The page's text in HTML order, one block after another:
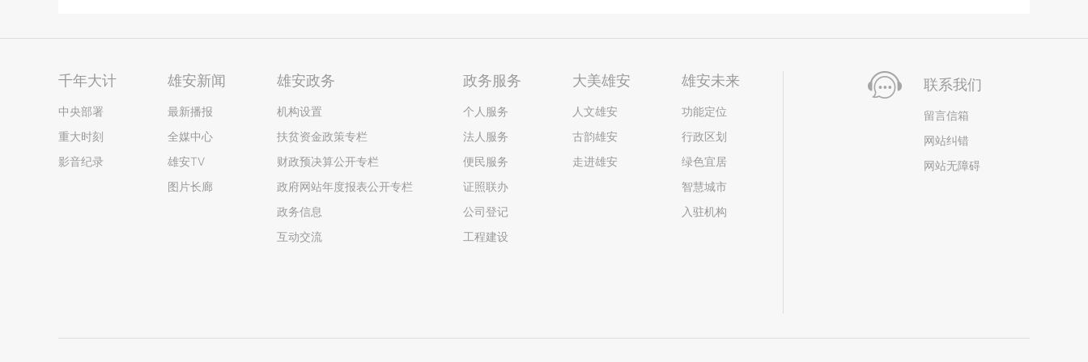
千年大计
中央部署
重大时刻
影音纪录
雄安新闻
最新播报
全媒中心
雄安TV
图片长廊
雄安政务
机构设置
扶贫资金政策专栏
财政预决算公开专栏
政府网站年度报表公开专栏
政务信息
互动交流
政务服务
个人服务
法人服务
便民服务
证照联办
公司登记
工程建设
大美雄安
人文雄安
古韵雄安
走进雄安
雄安未来
功能定位
行政区划
绿色宜居
智慧城市
入驻机构
联系我们
留言信箱
网站纠错
网站无障碍